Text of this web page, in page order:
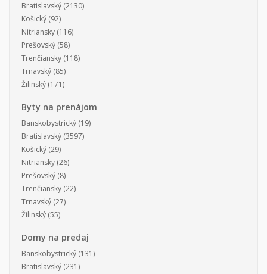
Bratislavský (2130)
Košický (92)
Nitriansky (116)
Prešovský (58)
Trenčiansky (118)
Trnavský (85)
Žilinský (171)
Byty na prenájom
Banskobystrický (19)
Bratislavský (3597)
Košický (29)
Nitriansky (26)
Prešovský (8)
Trenčiansky (22)
Trnavský (27)
Žilinský (55)
Domy na predaj
Banskobystrický (131)
Bratislavský (231)